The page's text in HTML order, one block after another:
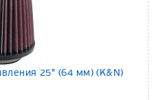
25" (64 мм) (K&N)